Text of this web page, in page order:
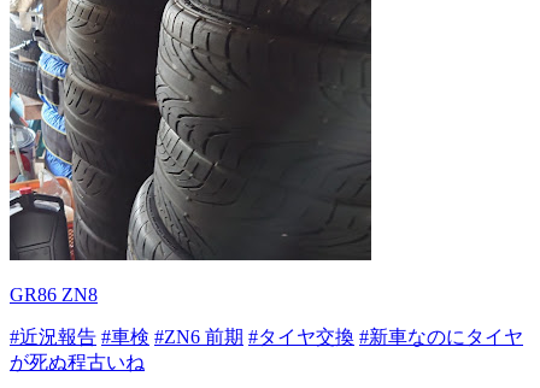
GR86 ZN8
#近況報告 #車検 #ZN6 前期 #タイヤ交換 #新車なのにタイヤ
が死ぬ程古いね